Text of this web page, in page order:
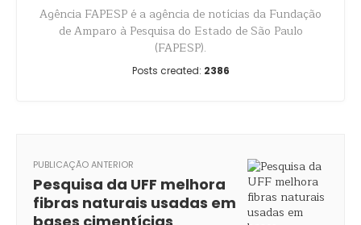
Agência FAPESP é a agência de notícias da Fundação
de Amparo à Pesquisa do Estado de São Paulo
(FAPESP).
Posts created: 2386
PUBLICAÇÃO ANTERIOR
Pesquisa da UFF melhora
fibras naturais usadas em